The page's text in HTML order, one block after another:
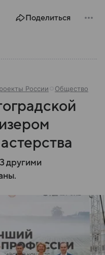
Поделиться
России Общество
другими